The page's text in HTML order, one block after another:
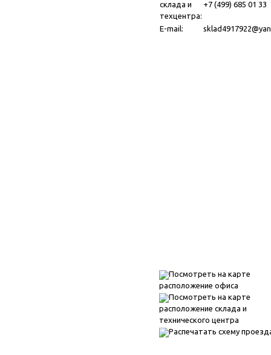
склада и
техцентра:
+7 (499) 685 01 33
E-mail:
Посмотреть на карте
расположение офиса
Посмотреть на карте
расположение склада и
технического центра
Распечатать схему